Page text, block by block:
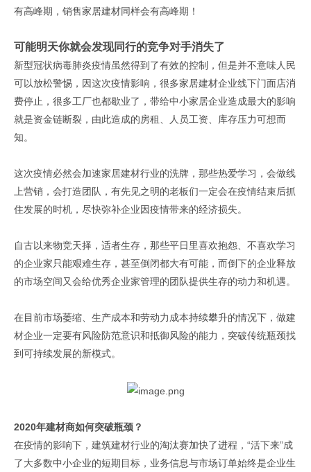
有高峰期，销售家居建材同样会有高峰期！
可能明天你就会发现同行的竞争对手消失了
新型冠状病毒肺炎疫情虽然得到了有效的控制，但是并不意味人民
可以放松警惕，因这次疫情影响，很多家居建材企业线下门面店消
费停止，很多工厂也都歇业了，带给中小家居企业造成最大的影响
就是资金链断裂，由此造成的房租、人员工资、库存压力可想而
知。
这次疫情必然会加速家居建材行业的洗牌，那些热爱学习，会做线
上营销，会打造团队，有先见之明的老板们一定会在疫情结束后抓
住发展的时机，尽快弥补企业因疫情带来的经济损失。
自古以来物竞天择，适者生存，那些平日里喜欢抱怨、不喜欢学习
的企业家只能艰难生存，甚至倒闭都大有可能，而倒下的企业释放
的市场空间又会给优秀企业家管理的团队提供生存的动力和机遇。
在目前市场萎缩、生产成本和劳动力成本持续攀升的情况下，做建
材企业一定要有风险防范意识和抵御风险的能力，突破传统瓶颈找
到可持续发展的新模式。
2020年建材商如何突破瓶颈？
在疫情的影响下，建筑建材行业的淘汰赛加快了进程，“活下来”成
了大多数中小企业的短期目标，业务信息与市场订单始终是企业生